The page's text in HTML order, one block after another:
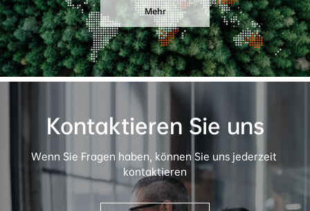
Mehr
Kontaktieren Sie uns
Wenn Sie Fragen haben, können Sie uns jederzeit
kontaktieren